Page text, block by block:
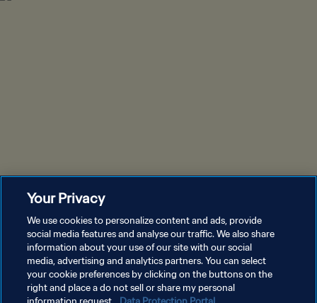
Your Privacy
We use cookies to personalize content and ads, provide
social media features and analyse our traffic. We also share
information about your use of our site with our social
media, advertising and analytics partners. You can select
your cookie preferences by clicking on the buttons on the
right and place a do not sell or share my personal